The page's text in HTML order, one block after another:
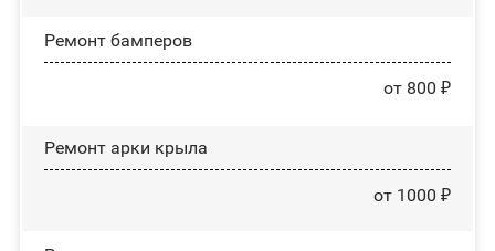
Ремонт бамперов
от 800 ₽
Ремонт арки крыла
от 1000 ₽